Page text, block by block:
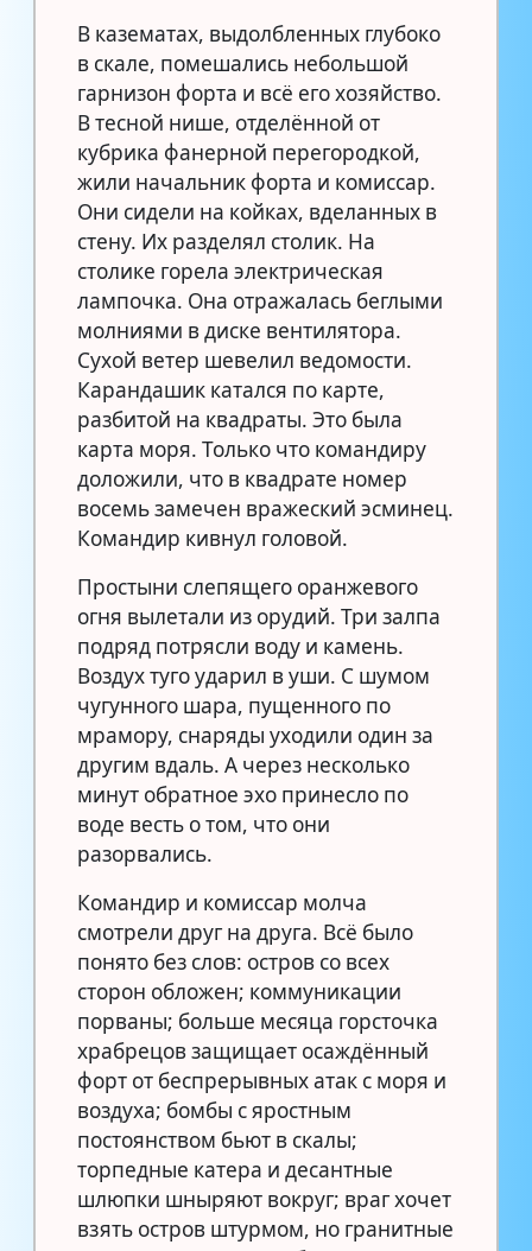
В казематах, выдолбленных глубоко
в скале, помешались небольшой
гарнизон форта и всё его хозяйство.
В тесной нише, отделённой от
кубрика фанерной перегородкой,
жили начальник форта и комиссар.
Они сидели на койках, вделанных в
стену. Их разделял столик. На
столике горела электрическая
лампочка. Она отражалась беглыми
молниями в диске вентилятора.
Сухой ветер шевелил ведомости.
Карандашик катался по карте,
разбитой на квадраты. Это была
карта моря. Только что командиру
доложили, что в квадрате номер
восемь замечен вражеский эсминец.
Командир кивнул головой.
Простыни слепящего оранжевого
огня вылетали из орудий. Три залпа
подряд потрясли воду и камень.
Воздух туго ударил в уши. С шумом
чугунного шара, пущенного по
мрамору, снаряды уходили один за
другим вдаль. А через несколько
минут обратное эхо принесло по
воде весть о том, что они
разорвались.
Командир и комиссар молча
смотрели друг на друга. Всё было
понято без слов: остров со всех
сторон обложен; коммуникации
порваны; больше месяца горсточка
храбрецов защищает осаждённый
форт от беспрерывных атак с моря и
воздуха; бомбы с яростным
постоянством бьют в скалы;
торпедные катера и десантные
шлюпки шныряют вокруг; враг хочет
взять остров штурмом, но гранитные